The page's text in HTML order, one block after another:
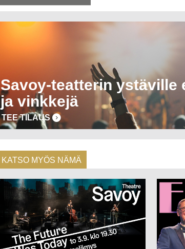
Savoy-teatterin ystäville
ja vinkkejä
TEE TILAUS
KATSO MYÖS NÄMÄ